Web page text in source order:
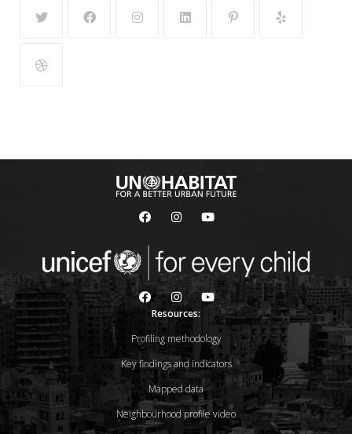
Resources:
Profiling methodology
Key findings and indicators
Mapped data
Neighbourhood profile video